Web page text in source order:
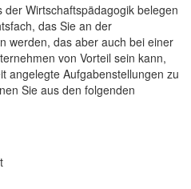
Wirtschaftspädagogik belegen
das Sie an der
werden, das aber auch bei einer
von Vorteil sein kann,
angelegte Aufgabenstellungen zu
Sie aus den folgenden